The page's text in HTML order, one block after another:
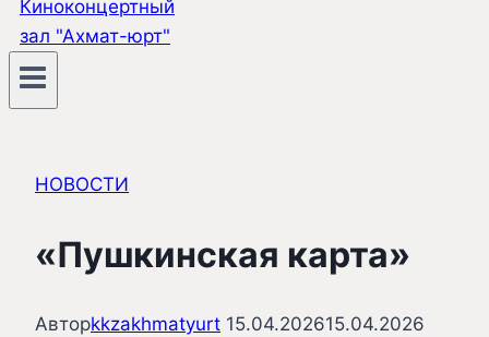
НОВОСТИ
«Пушкинская карта»
Авторkkzakhmatyurt 15.04.202615.04.2026